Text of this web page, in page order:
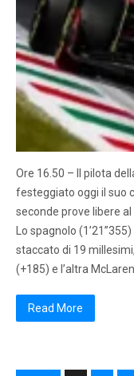
Ore 16.50 – Il pilota
festeggiato oggi il suo
seconde prove libere al
Lo spagnolo
staccato di 19
(+185) e l’altra McLaren
Read More